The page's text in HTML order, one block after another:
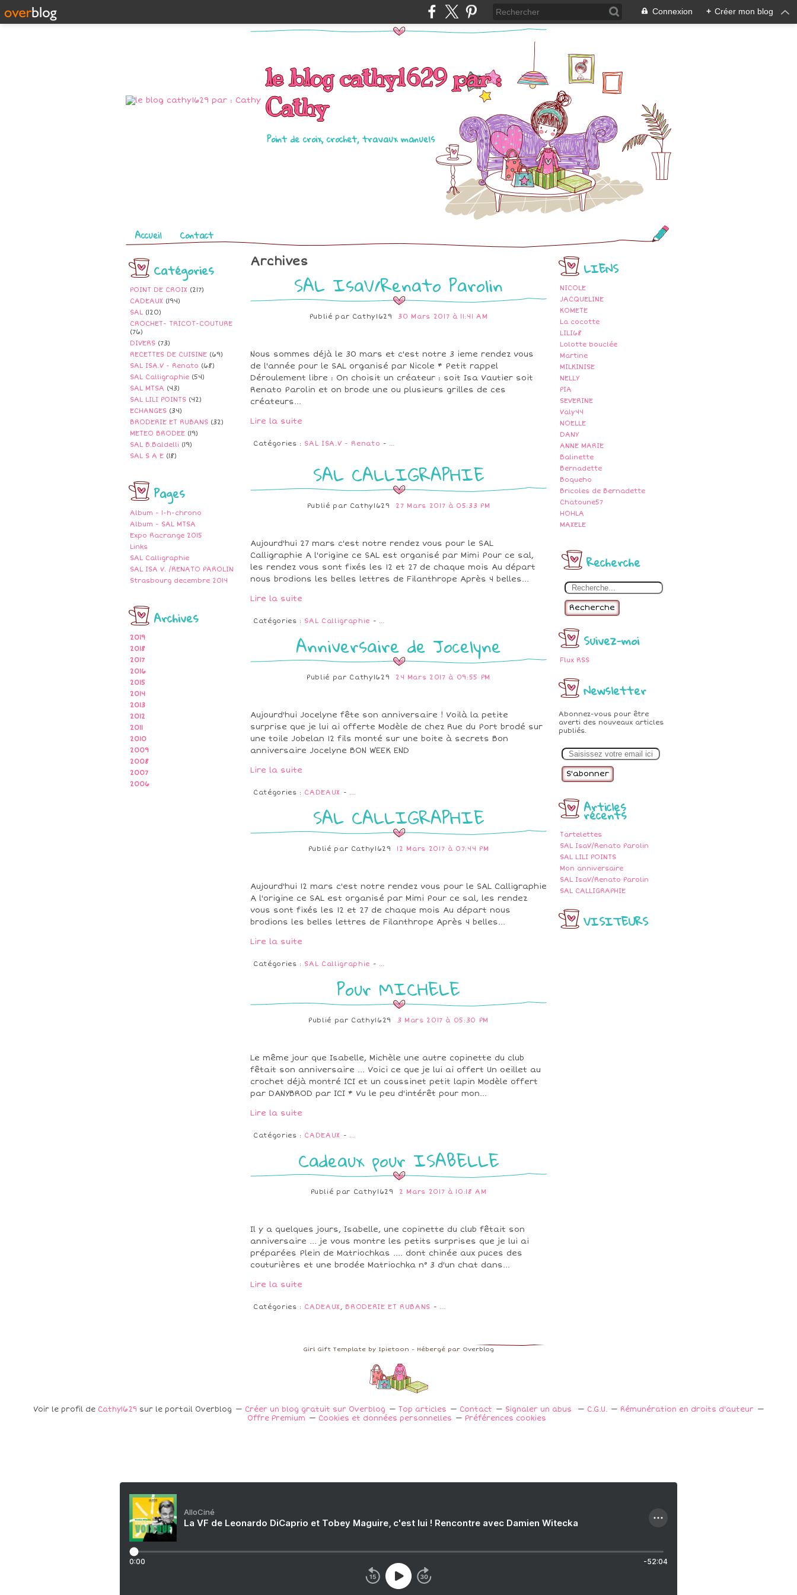
Connexion + Créer mon blog
le blog cathy1629 par :
Cathy
Point de croix, crochet, travaux manuels
Pages
Accueil Contact
Catégories
POINT DE CROIX (217)
CADEAUX (194)
SAL (120)
CROCHET- TRICOT-COUTURE
(76)
DIVERS (73)
RECETTES DE CUISINE (69)
SAL ISA.V - Renato (68)
SAL Calligraphie (54)
SAL MTSA (43)
SAL LILI POINTS (42)
ECHANGES (34)
BRODERIE ET RUBANS (32)
METEO BRODEE (19)
SAL B.Baldelli (19)
SAL S A E (18)
Pages
Album - 1-h-chrono
Album - SAL MTSA
Expo Racrange 2015
Links
SAL Calligraphie
SAL ISA V. /RENATO PAROLIN
Strasbourg decembre 2014
Archives
2019
2018
2017
2016
2015
2014
2013
2012
2011
2010
2009
2008
2007
2006
LIENS
NICOLE
JACQUELINE
KOMETE
La cocotte
LILI68
Lolotte bouclée
Martine
MILKINISE
NELLY
PIA
SEVERINE
Valy44
NOELLE
DANY
ANNE MARIE
Balinette
Bernadette
Boqueho
Bricoles de Bernadette
Chatoune57
HOHLA
MAXELE
Recherche
Recherche
Suivez-moi
Flux RSS
Newsletter
Abonnez-vous pour être
averti des nouveaux articles
publiés.
m
Articles
récents
Tartelettes
SAL IsaV/Renato Parolin
SAL LILI POINTS
Mon anniversaire
SAL IsaV/Renato Parolin
SAL CALLIGRAPHIE
VISITEURS
Archives
SAL IsaV/Renato Parolin
Publié par Cathy1629 30 Mars 2017 à 11:41 AM
Nous sommes déjà le 30 mars et c'est notre 3 ieme rendez vous
de l'année pour le SAL organisé par Nicole * Petit rappel
Déroulement libre : On choisit un créateur : soit Isa Vautier soit
Renato Parolin et on brode une ou plusieurs grilles de ces
créateurs...
Lire la suite
Catégories : SAL ISA.V - Renato - …
SAL CALLIGRAPHIE
Publié par Cathy1629 27 Mars 2017 à 05:33 PM
Aujourd'hui 27 mars c'est notre rendez vous pour le SAL
Calligraphie A l'origine ce SAL est organisé par Mimi Pour ce sal,
les rendez vous sont fixés les 12 et 27 de chaque mois Au départ
nous brodions les belles lettres de Filanthrope Après 4 belles...
Lire la suite
Catégories : SAL Calligraphie - …
Anniversaire de Jocelyne
Publié par Cathy1629 24 Mars 2017 à 09:55 PM
Aujourd'hui Jocelyne fête son anniversaire ! Voilà la petite
surprise que je lui ai offerte Modèle de chez Rue du Port brodé sur
une toile Jobelan 12 fils monté sur une boite à secrets Bon
anniversaire Jocelyne BON WEEK END
Lire la suite
Catégories : CADEAUX - …
SAL CALLIGRAPHIE
Publié par Cathy1629 12 Mars 2017 à 07:44 PM
Aujourd'hui 12 mars c'est notre rendez vous pour le SAL Calligraphie
A l'origine ce SAL est organisé par Mimi Pour ce sal, les rendez
vous sont fixés les 12 et 27 de chaque mois Au départ nous
brodions les belles lettres de Filanthrope Après 4 belles...
Lire la suite
Catégories : SAL Calligraphie - …
Pour MICHELE
Publié par Cathy1629 3 Mars 2017 à 05:30 PM
Le même jour que Isabelle, Michèle une autre copinette du club
fêtait son anniversaire ... Voici ce que je lui ai offert Un oeillet au
crochet déjà montré ICI et un coussinet petit lapin Modèle offert
par DANYBROD par ICI * Vu le peu d'intérêt pour mon...
Lire la suite
Catégories : CADEAUX - …
Cadeaux pour ISABELLE
Publié par Cathy1629 2 Mars 2017 à 10:18 AM
Il y a quelques jours, Isabelle, une copinette du club fêtait son
anniversaire ... je vous montre les petits surprises que je lui ai
préparées Plein de Matriochkas .... dont chinée aux puces des
couturières et une brodée Matriochka n° 3 d'un chat dans...
Lire la suite
Catégories : CADEAUX, BRODERIE ET RUBANS - …
Girl Gift Template by Ipietoon - Hébergé par Overblog
Voir le profil de Cathy1629 sur le portail Overblog Créer un blog gratuit sur Overblog Top articles Contact Signaler un abus C.G.U.
Rémunération en droits d'auteur
Offre Premium
Cookies et données personnelles Préférences cookies
AlloCiné
La VF de Leonardo DiCaprio et Tobey Maguire, c'est lui ! Rencontre avec Damien Witecka
0:00 -52:04